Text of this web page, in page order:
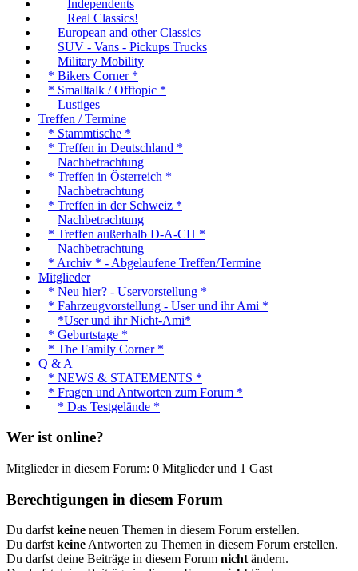
Independents
Real Classics!
European and other Classics
SUV - Vans - Pickups Trucks
Military Mobility
* Bikers Corner *
* Smalltalk / Offtopic *
Lustiges
Treffen / Termine
* Stammtische *
* Treffen in Deutschland *
Nachbetrachtung
* Treffen in Österreich *
Nachbetrachtung
* Treffen in der Schweiz *
Nachbetrachtung
* Treffen außerhalb D-A-CH *
Nachbetrachtung
* Archiv * - Abgelaufene Treffen/Termine
Mitglieder
* Neu hier? - Uservorstellung *
* Fahrzeugvorstellung - User und ihr Ami *
*User und ihr Nicht-Ami*
* Geburtstage *
* The Family Corner *
Q & A
* NEWS & STATEMENTS *
* Fragen und Antworten zum Forum *
* Das Testgelände *
Wer ist online?
Mitglieder in diesem Forum: 0 Mitglieder und 1 Gast
Berechtigungen in diesem Forum
Du darfstkeine neuen Themen in diesem Forum erstellen.
Du darfstkeineAntworten zu Themen in diesem Forum erstellen.
Du darfst deine Beiträge in diesem Forum nichtändern.